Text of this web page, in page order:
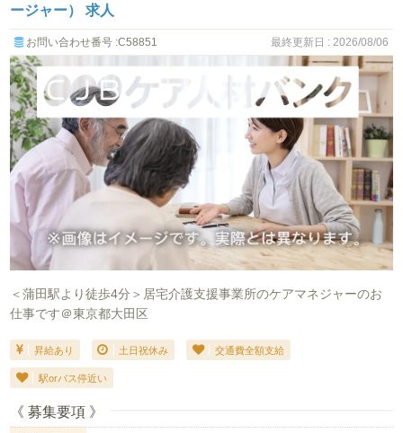
ージャー） 求人
お問い合わせ番号 :C58851 最終更新日 : 2026/08/06
＜蒲田駅より徒歩4分＞居宅介護支援事業所のケアマネジャーのお
仕事です＠東京都大田区
昇給あり 土日祝休み 交通費全額支給
駅orバス停近い
《 募集要項 》